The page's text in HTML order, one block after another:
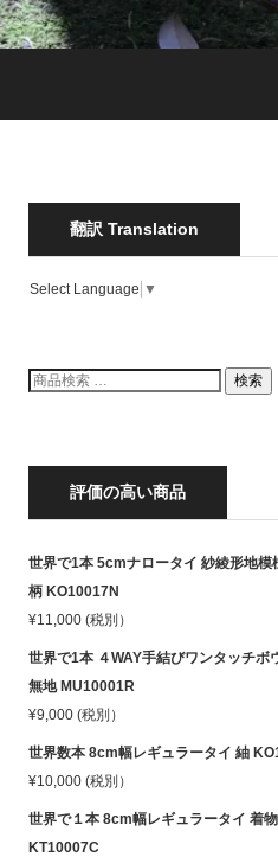
翻訳 Translation
Select Language ▼
検
索
検索
評価の高い商品
世界で1本 5cmナロータイ 紗綾形地模
柄 KO10017N
¥11,000 (税別）
世界で1本 ４WAY手結びワンタッチボ
無地 MU10001R
¥9,000 (税別）
世界数本 8cm幅レギュラータイ 紬
¥10,000 (税別）
世界で１本 8cm幅レギュラータイ 着
KT10007C